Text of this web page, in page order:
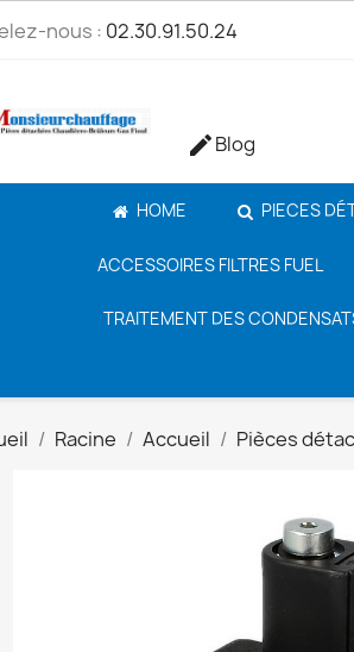
nous : 02.30.91.50.24
Blog
HOME PIECES
ACCESSOIRES FILTRES FUEL
TRAITEMENT DES
Racine Accueil Pièces